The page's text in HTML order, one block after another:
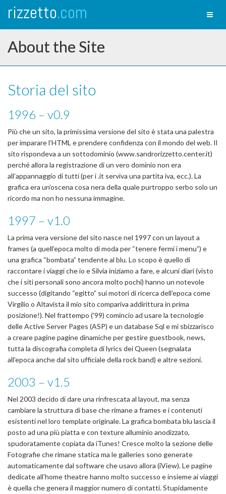
rizzetto.com
About the Site
Storia del sito
1996 – v0.9
Più che un sito, la primissima versione del sito è stata una palestra
per imparare l’HTML e prendere confidenza con il mondo del web. Il
sito rispondeva a un sottodominio (www.sandrorizzetto.center.it)
perché allora la registrazione di un vero dominio non era
all’appannaggio di tutti (per i .it serviva una partita iva, ecc.). La
grafica era un’oscena cosa nera della quale purtroppo serbo solo un
ricordo ma non ho nessuna immagine.
1997 – v1.0
La prima vera versione del sito nasce nel 1997 con un layout a
frames (a quell’epoca molto di moda per “tenere fermi i menu”) e
una grafica “bombata” tendente al blu. Lo scopo è quello di
raccontare i viaggi che io e Silvia iniziamo a fare, e alcuni diari (visto
che i siti personali sono ancora molto pochi) hanno un notevole
successo (digitando “egitto” sui motori di ricerca dell’epoca come
Virgilio o Altavista il mio sito compariva addirittura in prima
posizione!). Nel frattempo (’99) comincio ad usare la tecnologie
delle Active Server Pages (ASP) e un database Sql e mi sbizzarisco
a creare pagine pagine dinamiche per gestire guestbook, news,
tutta la discografia completa di lyrics dei Queen (segnalata
all’epoca anche dal sito ufficiale della rock band) e altre sezioni.
2003 – v1.5
Nel 2003 decido di dare una rinfrescata al layout, ma senza
cambiare la struttura di base che rimane a frames e i contenuti
esistenti nel loro template originale. La grafica bombata blu lascia il
posto ad una più piatta e con texture alluminio anodizzato,
spudoratamente copiata da iTunes! Cresce molto la sezione delle
Fotografie che rimane statica ma le galleries sono generate
automaticamente dal software che usavo allora (iView). Le pagine
dedicate all’home theatre hanno molto successo e insieme ai viaggi
è quella che genera il maggior numero di contatti. Stupidamente